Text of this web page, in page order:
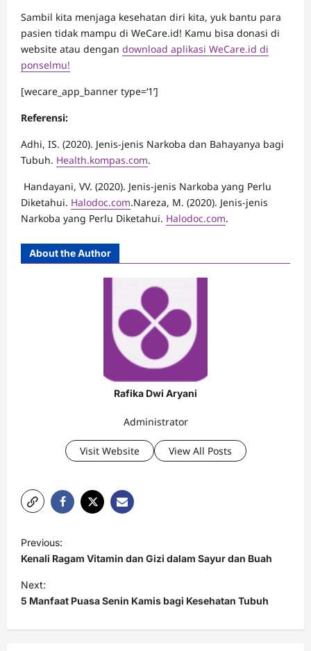
Sambil kita menjaga kesehatan diri kita, yuk bantu para
pasien tidak mampu di WeCare.id! Kamu bisa donasi di
website atau dengan download aplikasi WeCare.id di
ponselmu!
[wecare_app_banner type=‘1’]
Referensi:
Adhi, IS. (2020). Jenis-jenis Narkoba dan Bahayanya bagi
Tubuh. Health.kompas.com.
Handayani, VV. (2020). Jenis-jenis Narkoba yang Perlu
Diketahui. Halodoc.com.Nareza, M. (2020). Jenis-jenis
Narkoba yang Perlu Diketahui. Halodoc.com.
About the Author
Rafika Dwi Aryani
Administrator
Visit Website View All Posts
o
s
t
Previous:
Kenali Ragam Vitamin dan Gizi dalam Sayur dan Buah
Next:
5 Manfaat Puasa Senin Kamis bagi Kesehatan Tubuh